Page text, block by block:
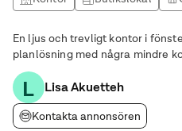
En ljus och trevligt kontor i
planlösning med några mindre
L Lisa Akuetteh
Kontakta annonsören